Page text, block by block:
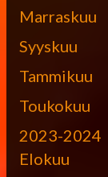
Marraskuu
Syyskuu
Tammikuu
Toukokuu
2023-2024
Elokuu